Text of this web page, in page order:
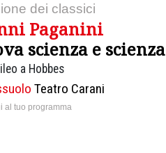
dei classici
Paganini
scienza e
a Hobbes
Teatro Carani
al tuo programma